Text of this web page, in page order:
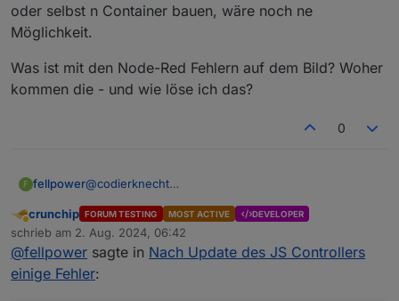
oder selbst n Container bauen, wäre noch ne
Möglichkeit.
Was ist mit den Node-Red Fehlern auf dem Bild? Woher
kommen die - und wie löse ich das?
0
F fellpower@codierknecht
Ich habe den js-controller geupdatet, das hat wohl
funktioniert.
Aufgrund der Docker "Problematik" kann ich mein
node.js irgendwie nicht updaten.
Abwesend
crunchip FORUM TESTING MOST ACTIVE DEVELOPER
schrieb am 2. Aug. 2024, 06:42
zuletzt editiert von
@fellpower sagte in Nach Update des JS Controllers
einige Fehler: